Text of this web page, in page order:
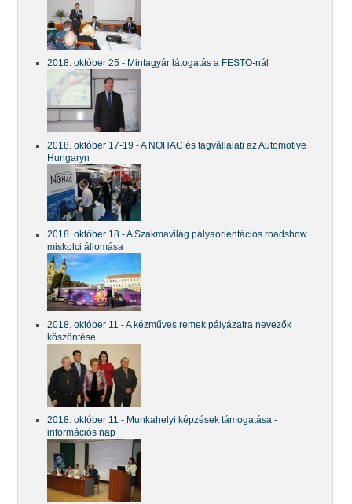
2018. október 25 - Mintagyár látogatás a FESTO-nál
2018. október 17-19 - A NOHAC és tagvállalati az Automotive
Hungaryn
2018. október 18 - A Szakmavilág pályaorientációs roadshow
miskolci állomása
2018. október 11 - A kézműves remek pályázatra nevezők
köszöntése
2018. október 11 - Munkahelyi képzések támogatása -
információs nap